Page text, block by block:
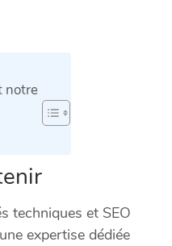
notre
techniques et SEO
expertise dédiée